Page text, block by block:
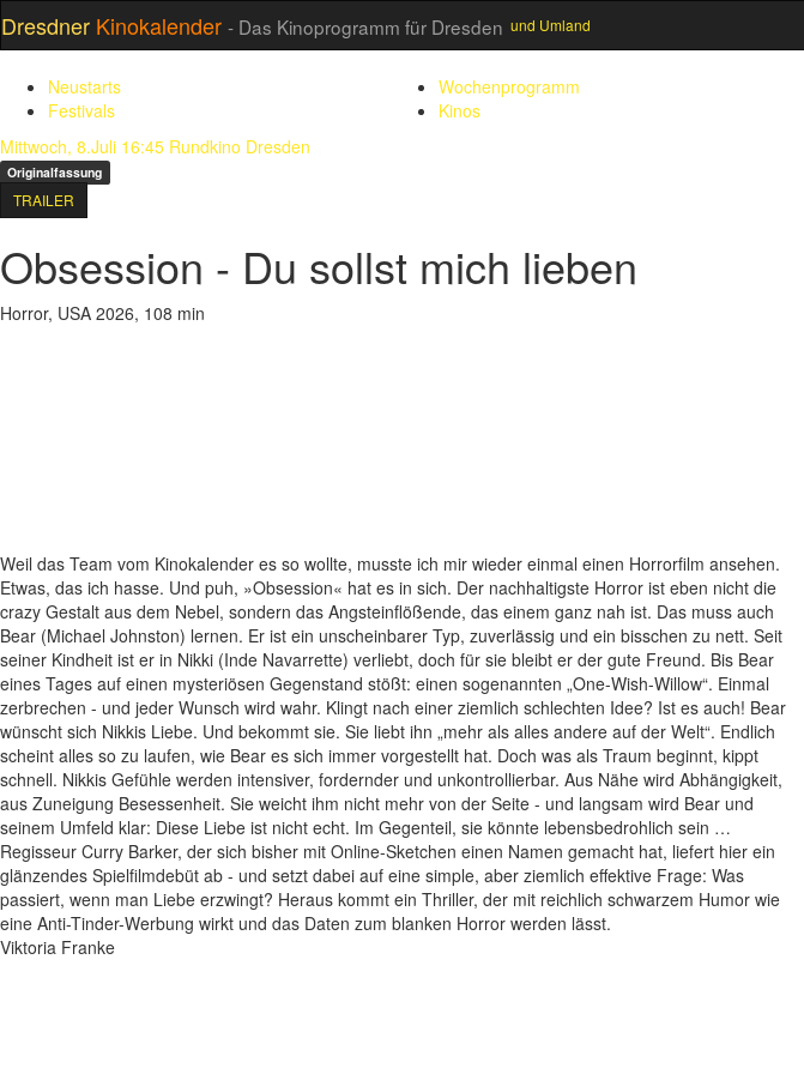
Dresdner Kinokalender - Das Kinoprogramm für Dresden und Umland
Neustarts Wochenprogramm
Festivals
Kinos
Mittwoch, 8.Juli 16:45 Rundkino Dresden
Originalfassung
TRAILER
Obsession - Du sollst mich lieben
Horror, USA 2026, 108 min
Weil das Team vom Kinokalender es so wollte, musste ich mir wieder einmal einen Horrorfilm ansehen.
Etwas, das ich hasse. Und puh, »Obsession« hat es in sich. Der nachhaltigste Horror ist eben nicht die
crazy Gestalt aus dem Nebel, sondern das Angsteinflößende, das einem ganz nah ist. Das muss auch
Bear (Michael Johnston) lernen. Er ist ein unscheinbarer Typ, zuverlässig und ein bisschen zu nett. Seit
seiner Kindheit ist er in Nikki (Inde Navarrette) verliebt, doch für sie bleibt er der gute Freund. Bis Bear
eines Tages auf einen mysteriösen Gegenstand stößt: einen sogenannten „One-Wish-Willow“. Einmal
zerbrechen - und jeder Wunsch wird wahr. Klingt nach einer ziemlich schlechten Idee? Ist es auch! Bear
wünscht sich Nikkis Liebe. Und bekommt sie. Sie liebt ihn „mehr als alles andere auf der Welt“. Endlich
scheint alles so zu laufen, wie Bear es sich immer vorgestellt hat. Doch was als Traum beginnt, kippt
schnell. Nikkis Gefühle werden intensiver, fordernder und unkontrollierbar. Aus Nähe wird Abhängigkeit,
aus Zuneigung Besessenheit. Sie weicht ihm nicht mehr von der Seite - und langsam wird Bear und
seinem Umfeld klar: Diese Liebe ist nicht echt. Im Gegenteil, sie könnte lebensbedrohlich sein …
Regisseur Curry Barker, der sich bisher mit Online-Sketchen einen Namen gemacht hat, liefert hier ein
glänzendes Spielfilmdebüt ab - und setzt dabei auf eine simple, aber ziemlich effektive Frage: Was
passiert, wenn man Liebe erzwingt? Heraus kommt ein Thriller, der mit reichlich schwarzem Humor wie
eine Anti-Tinder-Werbung wirkt und das Daten zum blanken Horror werden lässt.
Viktoria Franke